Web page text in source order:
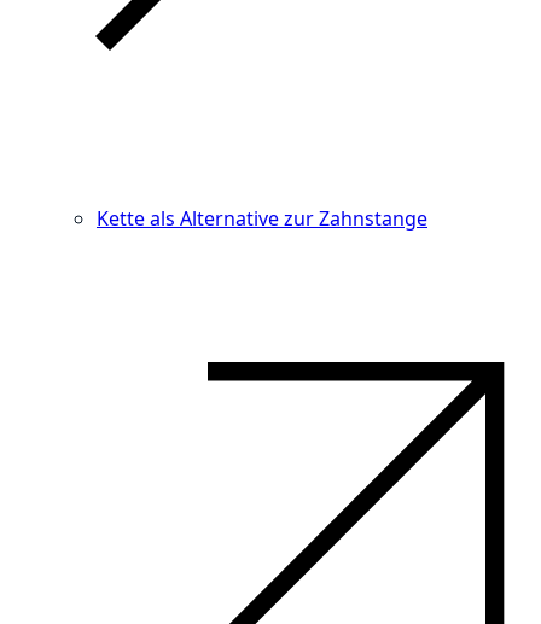
Kette als Alternative zur Zahnstange